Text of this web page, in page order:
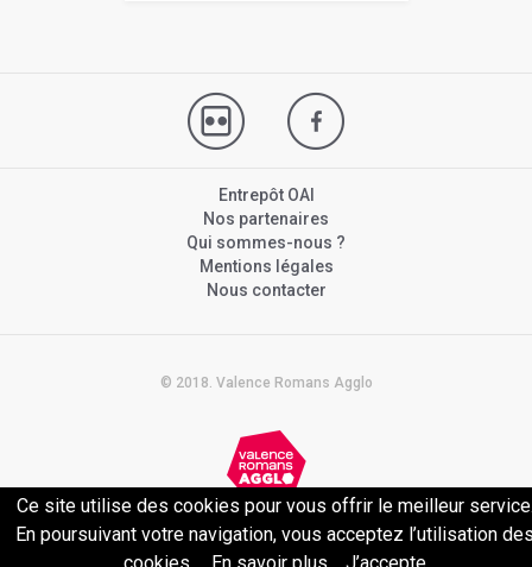
Entrepôt OAI
Nos partenaires
Qui sommes-nous ?
Mentions légales
Nous contacter
© 2018. Valence Romans Agglo
Politique de confidentialité
Ce site utilise des cookies pour vous offrir le meilleur
En poursuivant votre navigation, vous acceptez l’utilisation